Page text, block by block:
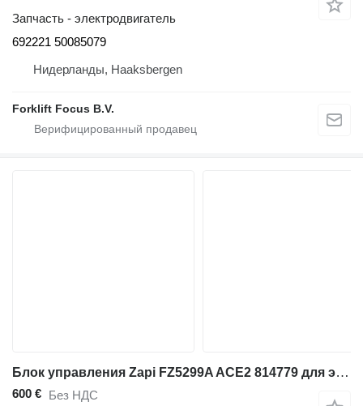
Запчасть - электродвигатель
692221 50085079
Нидерланды, Haaksbergen
Forklift Focus B.V.
Блок управления Zapi FZ5299A ACE2 814779 для электропогрузчика BT C3E160
600 € Без НДС